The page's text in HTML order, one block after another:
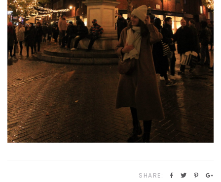
SHARE: